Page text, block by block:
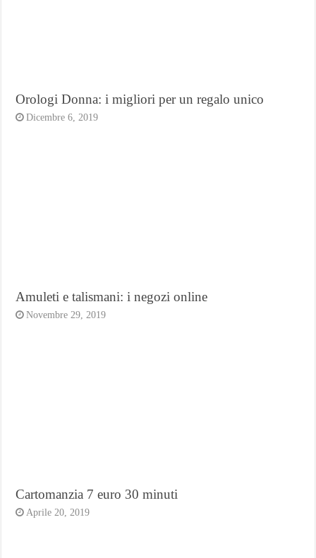
Orologi Donna: i migliori per un regalo unico
Dicembre 6, 2019
Amuleti e talismani: i negozi online
Novembre 29, 2019
Cartomanzia 7 euro 30 minuti
Aprile 20, 2019